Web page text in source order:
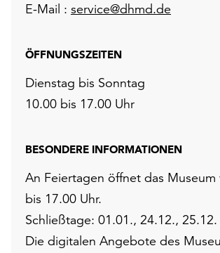
E-Mail : service@dhmd.de
ÖFFNUNGSZEITEN
Dienstag bis Sonntag
10.00 bis 17.00 Uhr
BESONDERE INFORMATIONEN
An Feiertagen öffnet das
bis 17.00 Uhr.
Schließtage: 01.01., 24.12., 25.12.
Die digitalen Angebote des